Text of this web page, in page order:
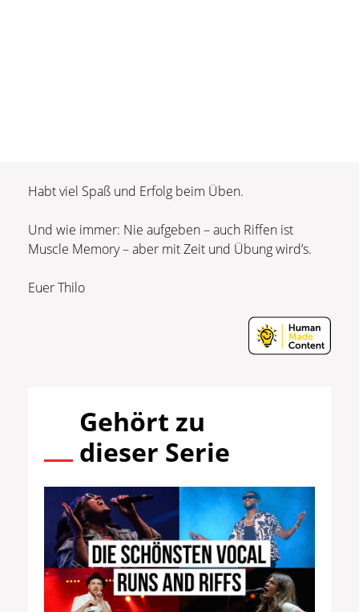
Habt viel Spaß und Erfolg beim Üben.
Und wie immer: Nie aufgeben – auch Riffen ist
Muscle Memory – aber mit Zeit und Übung wird’s.
Euer Thilo
Gehört zu
dieser Serie